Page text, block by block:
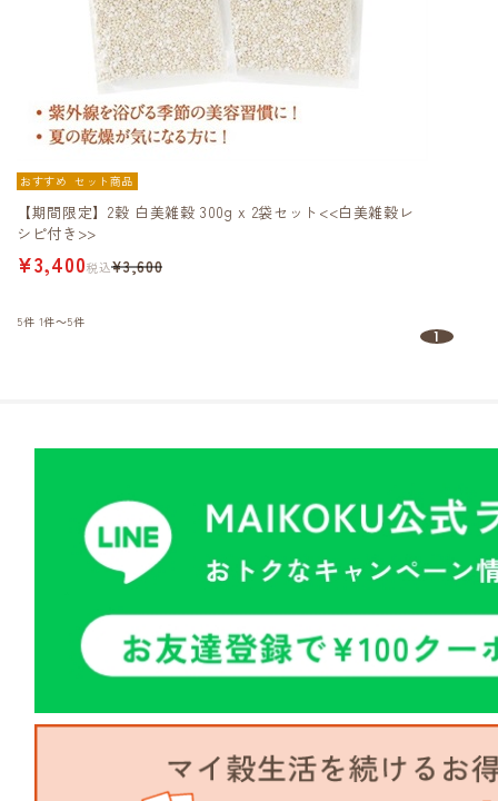
おすすめ セット商品
【期間限定】2穀 白美雑穀 300g x 2袋セット<<白美雑穀レ
シピ付き>>
¥3,400税込¥3,600
5件 1件～5件
1